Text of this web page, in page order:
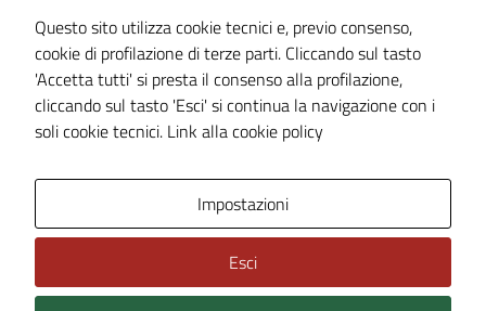
Cookie Policy
Note legali
Dichiarazione di accessibilità
Piano di miglioramento del sito
Questo sito utilizza cookie tecnici e, previo consenso,
cookie di profilazione di terze parti. Cliccando sul tasto
'Accetta tutti' si presta il consenso alla profilazione,
cliccando sul tasto 'Esci' si continua la navigazione con i
soli cookie tecnici. Link alla cookie policy
Impostazioni
Esci
peggiore la
navigazione e
la fruizione
delle
funzionalità
Experience
our website